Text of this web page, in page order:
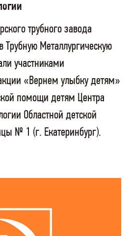
трубного завода
Трубную Металлургическую
участниками
«Вернем улыбку детям»
помощи детям Центра
Областной детской
№ 1 (г. Екатеринбург).